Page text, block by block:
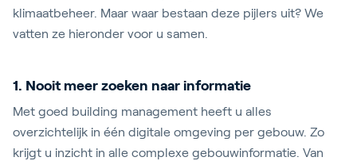
klimaatbeheer. Maar waar bestaan deze pijlers uit? We
vatten ze hieronder voor u samen.
1. Nooit meer zoeken naar informatie
Met goed building management heeft u alles
overzichtelijk in één digitale omgeving per gebouw. Zo
krijgt u inzicht in alle complexe gebouwinformatie. Van